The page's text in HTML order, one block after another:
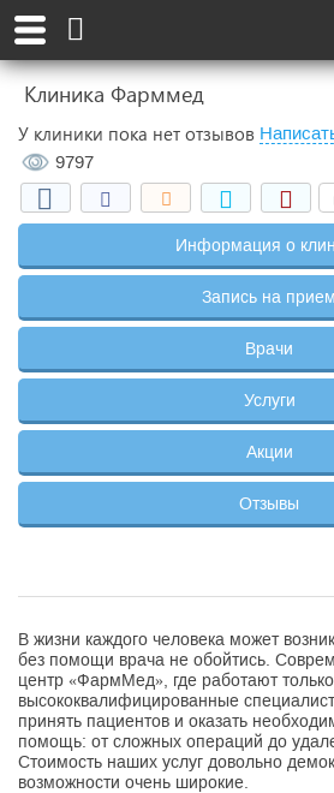
Клиника Фарммед
У клиники пока нет отзывов
9797
Информация о
Запись на прием
Врачи
Услуги
Акции
Отзывы
В жизни каждого человека может
без помощи врача не обойтись.
центр «ФармМед», где работают только
высококвалифицированные
принять пациентов и оказать
помощь: от сложных операций до
Стоимость наших услуг довольно
возможности очень широкие.